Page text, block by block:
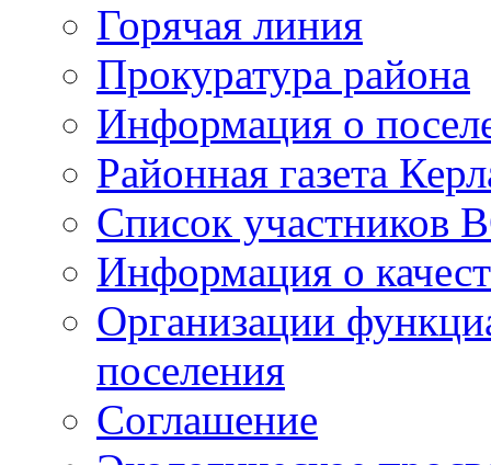
Горячая линия
Прокуратура района
Информация о
Районная газета
Список участников
Информация о
Организации
поселения
Соглашение